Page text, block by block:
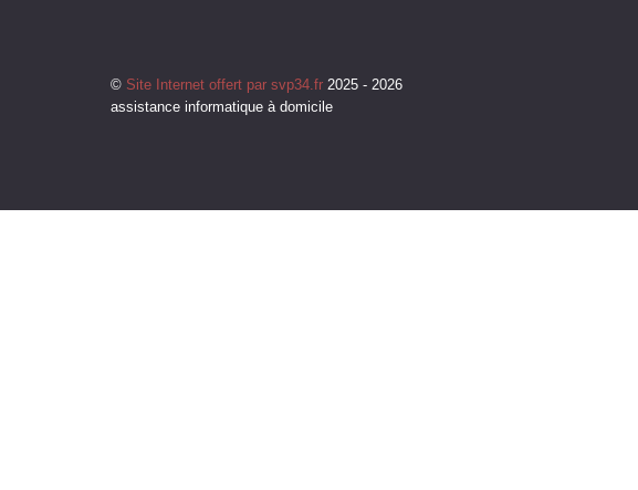
© Site Internet offert par svp34.fr2025 - 2026
assistance informatique à domicile